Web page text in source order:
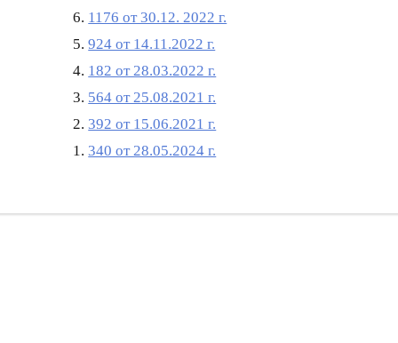
6. 1176 от 30.12. 2022 г.
5.924 от 14.11.2022 г.
4. 182 от 28.03.2022 г.
3. 564 от 25.08.2021 г.
2.392 от 15.06.2021 г.
1.340 от 28.05.2024 г.